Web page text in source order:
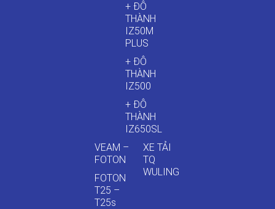
+ ĐÔ
THÀNH
IZ50M
PLUS
+ ĐÔ
THÀNH
IZ500
+ ĐÔ
THÀNH
IZ650SL
VEAM –
FOTON
FOTON
T25 –
T25s
XE TẢI
TQ
WULING